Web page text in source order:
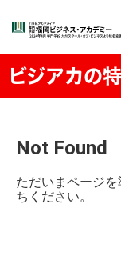
ビジアカの
Not Found
ただいまページ
ちください。